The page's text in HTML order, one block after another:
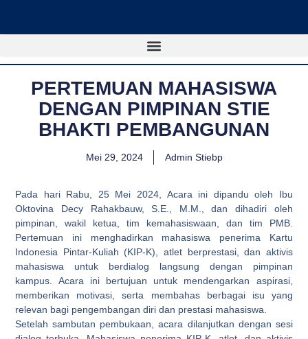
PERTEMUAN MAHASISWA
DENGAN PIMPINAN STIE
BHAKTI PEMBANGUNAN
Mei 29, 2024 Admin Stiebp
Pada hari Rabu, 25 Mei 2024, Acara ini dipandu oleh Ibu
Oktovina Decy Rahakbauw, S.E., M.M., dan dihadiri oleh
pimpinan, wakil ketua, tim kemahasiswaan, dan tim PMB.
Pertemuan ini menghadirkan mahasiswa penerima Kartu
Indonesia Pintar-Kuliah (KIP-K), atlet berprestasi, dan aktivis
mahasiswa untuk berdialog langsung dengan pimpinan
kampus. Acara ini bertujuan untuk mendengarkan aspirasi,
memberikan motivasi, serta membahas berbagai isu yang
relevan bagi pengembangan diri dan prestasi mahasiswa.
Setelah sambutan pembukaan, acara dilanjutkan dengan sesi